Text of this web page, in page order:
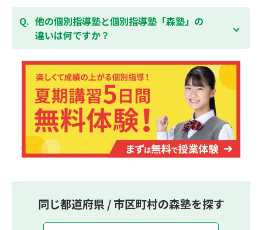
集団指導塾は多人数の生徒に対して授業を行う学校の
授業と似たスタイルでの指導となりますが、個別指導
塾の森塾は一人ひとりの学習スピードに合わせて個別
に指導します。
他の個別指導塾と個別指導塾「森塾」の
違いは何ですか？
個別指導塾の森塾は、「先生1人に生徒2人まで」の個
別指導で、「1科目＋20点の成績保証」が大評判の塾
です。しかも、「保護者様にも安心の授業料」で、多
くの保護者様からご好評いただいております。
同じ都道府県 / 市区町村の森塾を探す